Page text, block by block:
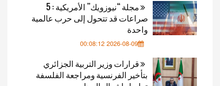
مجلة “نيوزويك” الأمريكية : 5
صراعات قد تتحول إلى حرب عالمية
واحدة
2026-08-09 00:08:12
قرارات وزير التربية الجزائري
بتأخير الفرنسية ومراجعة الفلسفة